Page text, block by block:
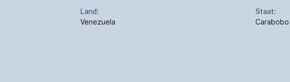
Land:
Venezuela
Staat:
Carabobo